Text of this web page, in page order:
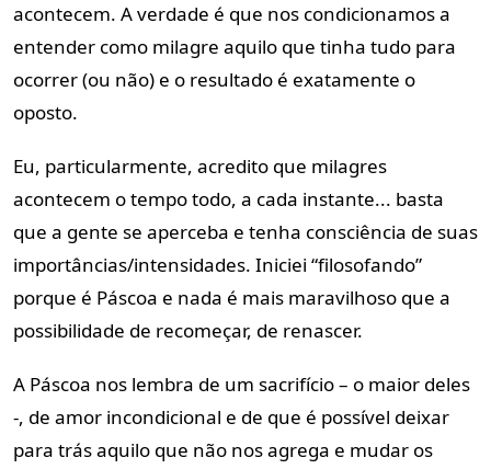
acontecem. A verdade é que nos condicionamos a
entender como milagre aquilo que tinha tudo para
ocorrer (ou não) e o resultado é exatamente o
oposto.
Eu, particularmente, acredito que milagres
acontecem o tempo todo, a cada instante... basta
que a gente se aperceba e tenha consciência de suas
importâncias/intensidades. Iniciei “filosofando”
porque é Páscoa e nada é mais maravilhoso que a
possibilidade de recomeçar, de renascer.
A Páscoa nos lembra de um sacrifício – o maior deles
-, de amor incondicional e de que é possível deixar
para trás aquilo que não nos agrega e mudar os